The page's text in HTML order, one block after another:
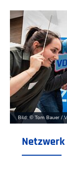
Bild: © Tom Bauer /
Netzwerk